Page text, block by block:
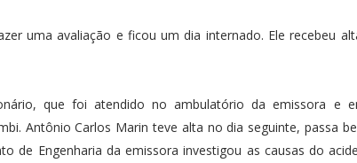
uma avaliação e ficou um dia internado. Ele recebeu
que foi atendido no ambulatório da emissora e
Antônio Carlos Marin teve alta no dia seguinte, passa
de Engenharia da emissora investigou as causas do